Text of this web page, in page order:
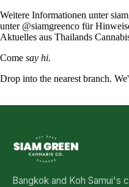
Weitere Informationen unter
unter @siamgreenco für
Aktuelles aus Thailands
Come say hi.
Drop into the nearest branch.
Bangkok and Koh Samui's